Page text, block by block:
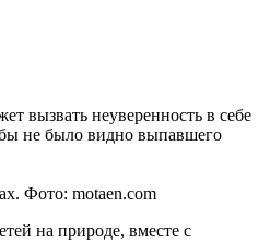
вызвать неуверенность в себе
не было видно выпавшего
Фото: motaen.com
на природе, вместе с